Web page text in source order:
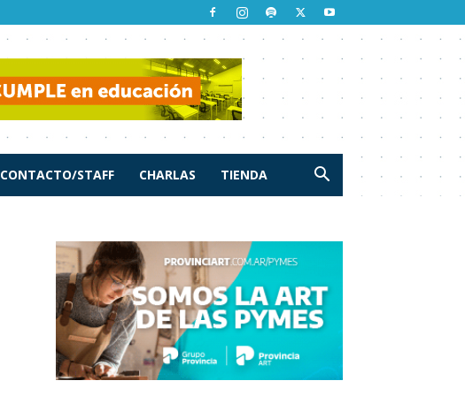
CONTACTO/STAFF CHARLAS TIENDA